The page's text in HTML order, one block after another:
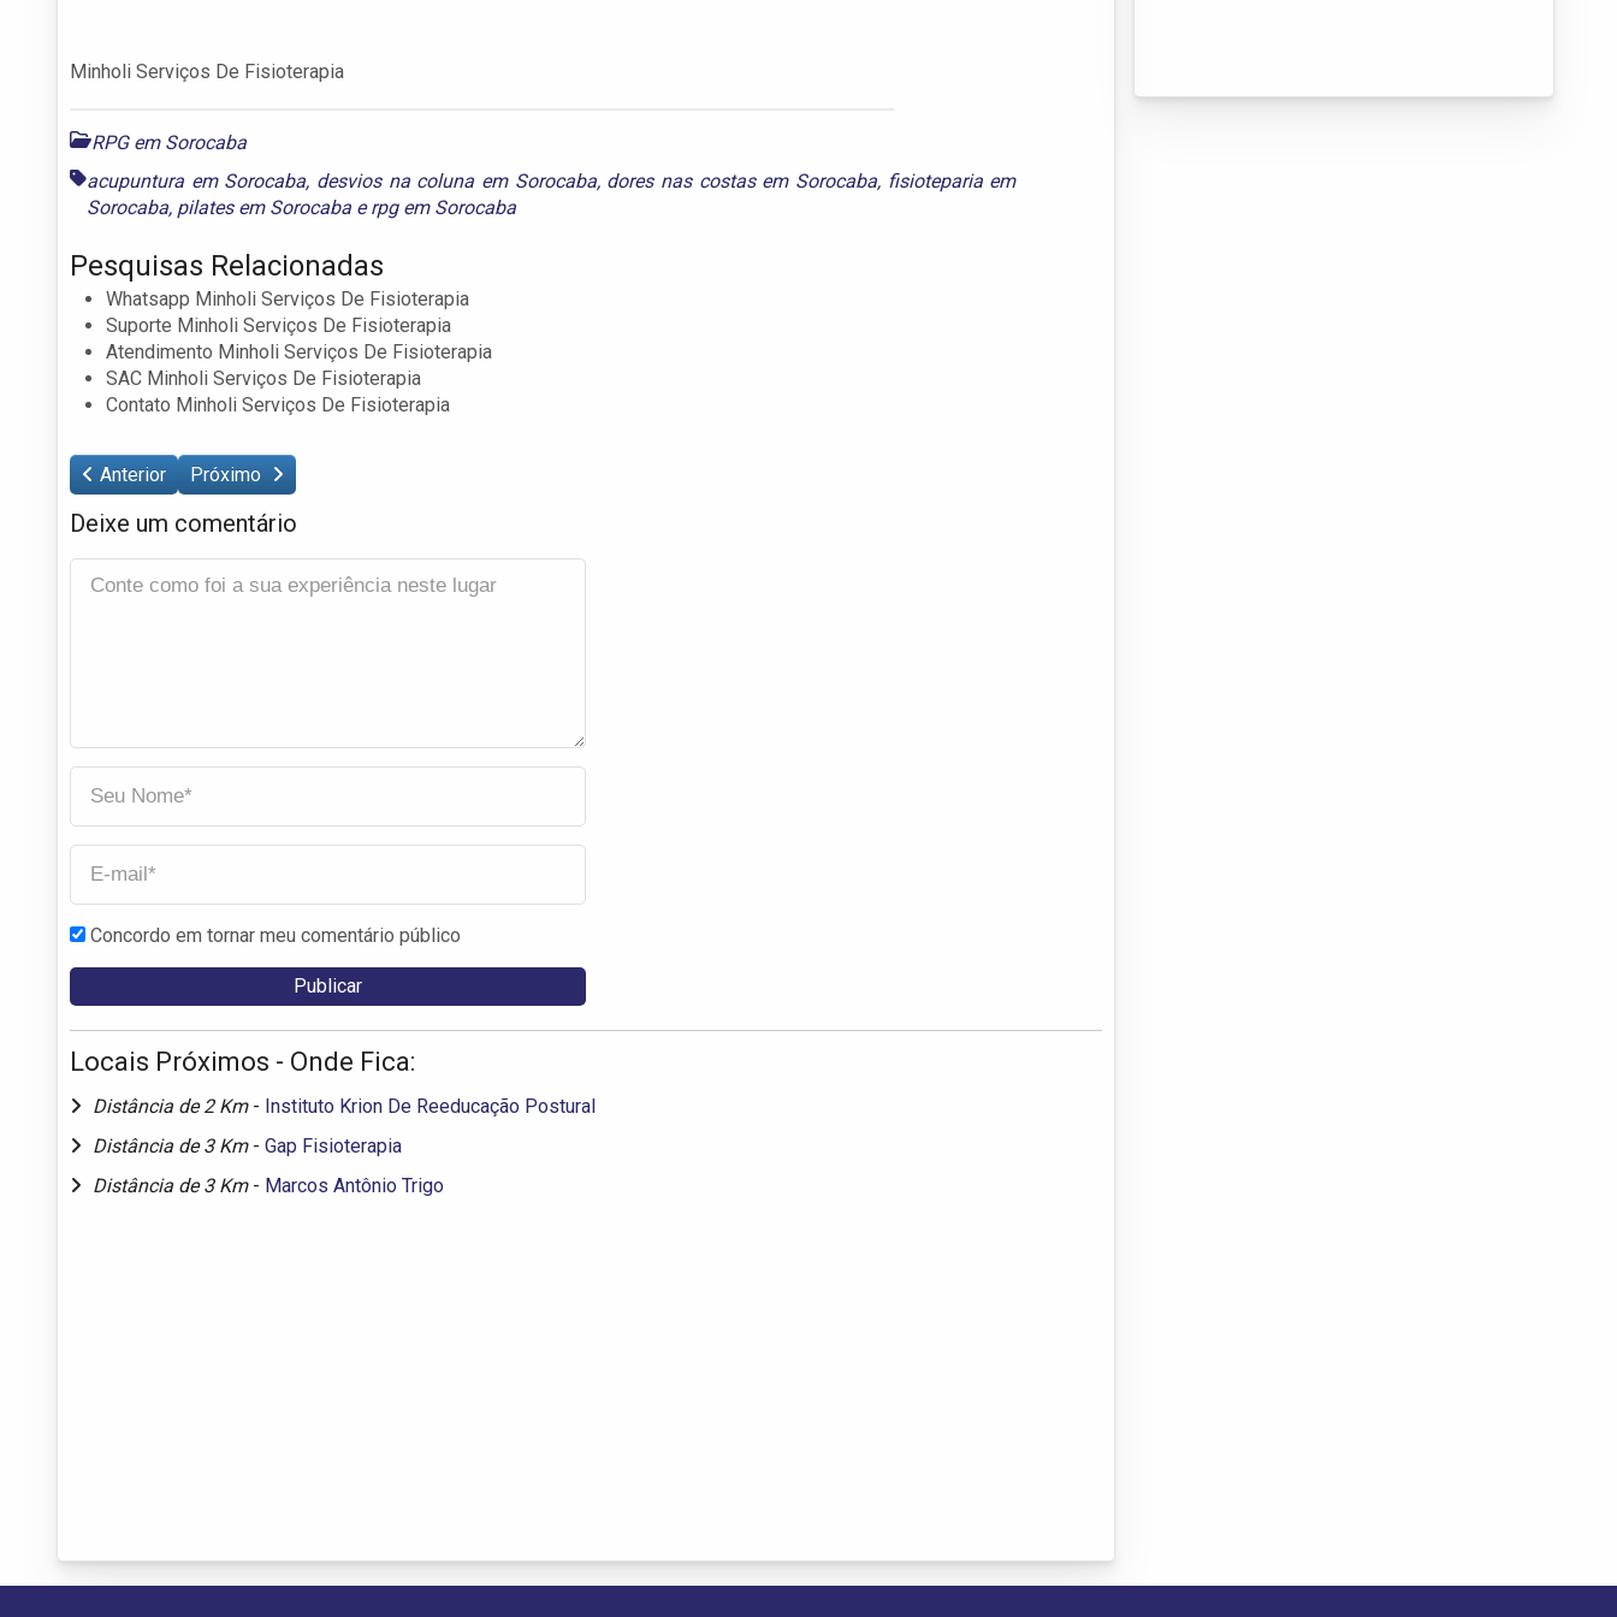
Minholi Serviços De Fisioterapia
RPG em Sorocaba
acupuntura em Sorocaba, desvios na coluna em Sorocaba, dores nas costas em Sorocaba, fisioteparia em
Sorocaba, pilates em Sorocaba erpg em Sorocaba
Pesquisas Relacionadas
Whatsapp Minholi Serviços De Fisioterapia
Suporte Minholi Serviços De Fisioterapia
Atendimento Minholi Serviços De Fisioterapia
SAC Minholi Serviços De Fisioterapia
Contato Minholi Serviços De Fisioterapia
Anterior Próximo
Deixe um comentário
Concordo em tornar meu comentário público
Locais Próximos - Onde Fica:
Distância de 2 Km - Instituto Krion De Reeducação Postural
Distância de 3 Km - Gap Fisioterapia
Distância de 3 Km - Marcos Antônio Trigo